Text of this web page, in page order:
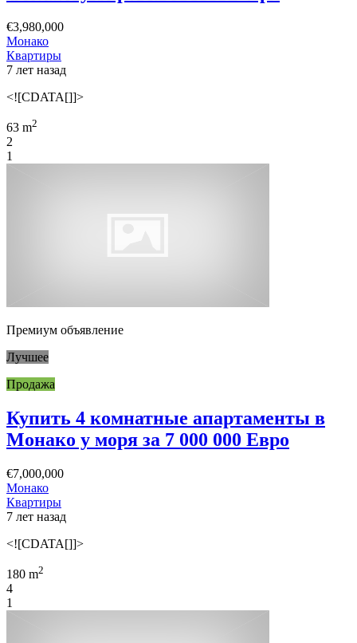
€3,980,000
Монако
Квартиры
7 лет назад
<![CDATA[]]>
63 m2
2
1
Премиум объявление
Лучшее
Продажа
Купить 4 комнатные апартаменты в
Монако у моря за 7 000 000 Евро
€7,000,000
Монако
Квартиры
7 лет назад
<![CDATA[]]>
180 m2
4
1